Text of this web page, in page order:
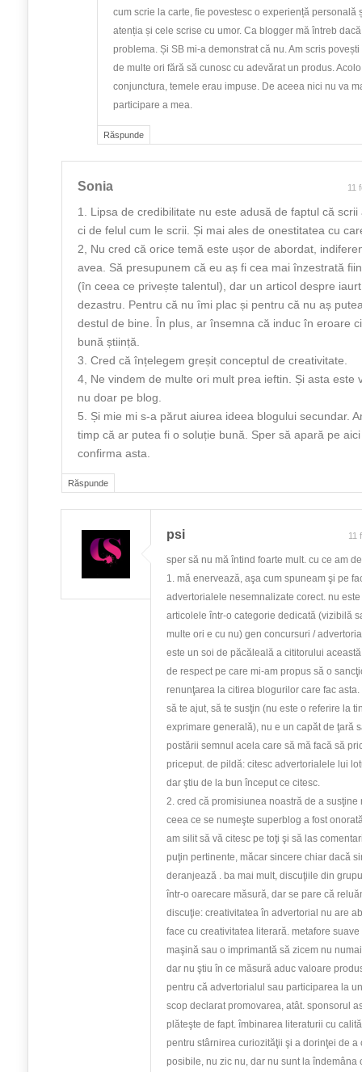
Răspunde
cum scrie la carte, fie povestesc o experiență personală
atenția și cele scrise cu umor. Ca blogger mă întreb
problema. Și SB mi-a demonstrat că nu. Am scris
de multe ori fără să cunosc cu adevărat un produs.
conjunctura, temele erau impuse. De aceea nici nu va
participare a mea.
Răspunde
Sonia 11
1. Lipsa de credibilitate nu este adusă de faptul că
ci de felul cum le scrii. Și mai ales de onestitatea cu
2, Nu cred că orice temă este ușor de abordat,
avea. Să presupunem că eu aș fi cea mai înzestrată
(în ceea ce privește talentul), dar un articol despre
dezastru. Pentru că nu îmi plac și pentru că nu aș
destul de bine. În plus, ar însemna că induc în eroare
bună știință.
3. Cred că înțelegem greșit conceptul de creativitate.
4, Ne vindem de multe ori mult prea ieftin. Și asta este
nu doar pe blog.
5. Și mie mi s-a părut aiurea ideea blogului secundar.
timp că ar putea fi o soluție bună. Sper să apară pe
confirma asta.
psi 11
sper să nu mă întind foarte mult. cu ce am
1. mă enervează, aşa cum spuneam şi pe
advertorialele nesemnalizate corect. nu
articolele într-o categorie dedicată (vizibilă
multe ori e cu nu) gen concursuri /
este un soi de păcăleală a cititorului
de respect pe care mi-am propus să o
renunţarea la citirea blogurilor care fac
să te ajut, să te susţin (nu este o referire la
exprimare generală), nu e un capăt de ţară
postării semnul acela care să mă facă să
priceput. de pildă: citesc advertorialele lui
dar ştiu de la bun început ce citesc.
2. cred că promisiunea noastră de a
ceea ce se numeşte superblog a fost
am silit să vă citesc pe toţi şi să las
puţin pertinente, măcar sincere chiar dacă
deranjează . ba mai mult, discuţiile din
într-o oarecare măsură, dar se pare că
discuţie: creativitatea în advertorial nu are
face cu creativitatea literară. metafore
maşină sau o imprimantă să zicem nu
dar nu ştiu în ce măsură aduc valoare
pentru că advertorialul sau participarea la
scop declarat promovarea, atât. sponsorul
plăteşte de fapt. îmbinarea literaturii cu
pentru stârnirea curiozităţii şi a dorinţei de a
posibile, nu zic nu, dar nu sunt la îndemâna